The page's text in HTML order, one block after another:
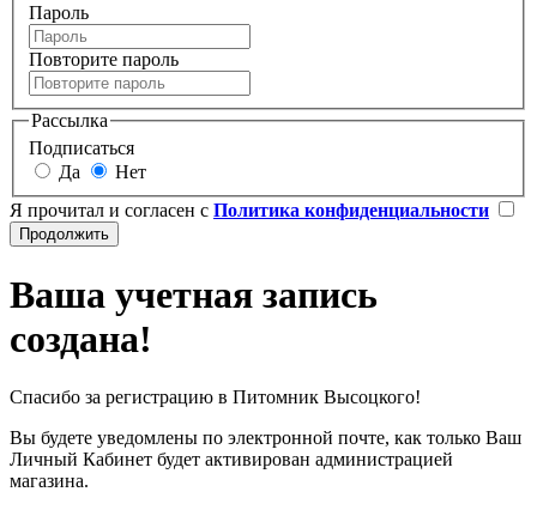
Пароль
Повторите пароль
Рассылка
Подписаться
Да
Нет
Я прочитал и согласен с Политика конфиденциальности
Ваша учетная запись
создана!
Спасибо за регистрацию в Питомник Высоцкого!
Вы будете уведомлены по электронной почте, как только Ваш
Личный Кабинет будет активирован администрацией
магазина.